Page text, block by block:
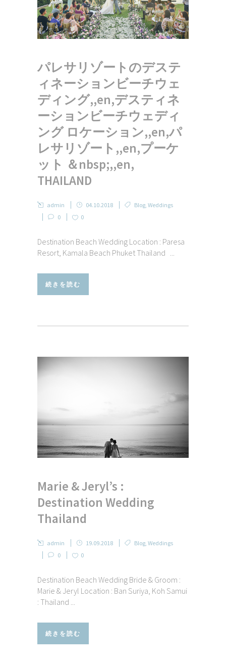
パレサリゾートのデステ
ィネーションビーチウェ
ディング,,en,デスティネ
ーションビーチウェディ
ング ロケーション,,en,パ
レサリゾート,,en,プーケ
ット ＆nbsp;,,en,
THAILAND
admin 04.10.2018 Blog, Weddings
0
0
Destination Beach Wedding Location : Paresa
Resort, Kamala Beach Phuket Thailand ...
続きを読む
Marie & Jeryl’s :
Destination Wedding
Thailand
admin 19.09.2018 Blog, Weddings
0
0
Destination Beach Wedding Bride & Groom :
Marie & Jeryl Location : Ban Suriya, Koh Samui
: Thailand ...
続きを読む